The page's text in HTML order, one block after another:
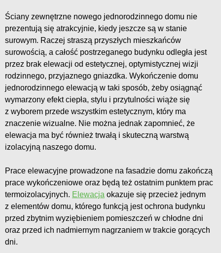
Ściany zewnętrzne nowego jednorodzinnego domu nie
prezentują się atrakcyjnie, kiedy jeszcze są w stanie
surowym. Raczej straszą przyszłych mieszkańców
surowością, a całość postrzeganego budynku odległa jest
przez brak elewacji od estetycznej, optymistycznej wizji
rodzinnego, przyjaznego gniazdka. Wykończenie domu
jednorodzinnego elewacją w taki sposób, żeby osiągnąć
wymarzony efekt ciepła, stylu i przytulności wiąże się
z wyborem przede wszystkim estetycznym, który ma
znaczenie wizualne. Nie można jednak zapomnieć, że
elewacja ma być również trwałą i skuteczną warstwą
izolacyjną naszego domu.
Prace elewacyjne prowadzone na fasadzie domu zakończą
prace wykończeniowe oraz będą też ostatnim punktem prac
termoizolacyjnych. Elewacja okazuje się przecież jednym
z elementów domu, którego funkcją jest ochrona budynku
przed zbytnim wyziębieniem pomieszczeń w chłodne dni
oraz przed ich nadmiernym nagrzaniem w trakcie gorących
dni.